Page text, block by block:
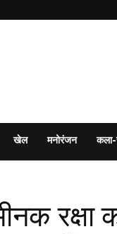
खेल मनोरंजन
रक्षा